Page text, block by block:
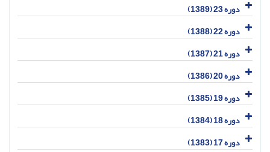
دوره 23 (1389)
دوره 22 (1388)
دوره 21 (1387)
دوره 20 (1386)
دوره 19 (1385)
دوره 18 (1384)
دوره 17 (1383)